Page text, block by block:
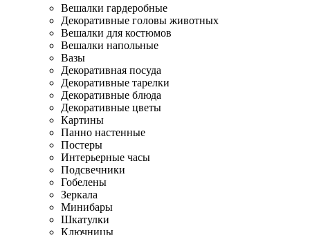
Вешалки гардеробные
Декоративные головы животных
Вешалки для костюмов
Вешалки напольные
Вазы
Декоративная посуда
Декоративные тарелки
Декоративные блюда
Декоративные цветы
Картины
Панно настенные
Постеры
Интерьерные часы
Подсвечники
Гобелены
Зеркала
Минибары
Шкатулки
Ключницы